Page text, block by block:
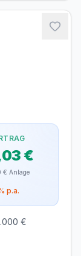
€
€ Anlage
p.a.
€